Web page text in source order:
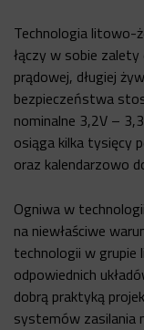
Technologia
łączy w sobie
prądowej, długiej
bezpieczeństwa
nominalne 3,2V –
osiąga kilka tysięcy
oraz kalendarzowo
Ogniwa w
na niewłaściwe
technologii w
odpowiednich
dobrą praktyką
systemów zasilania